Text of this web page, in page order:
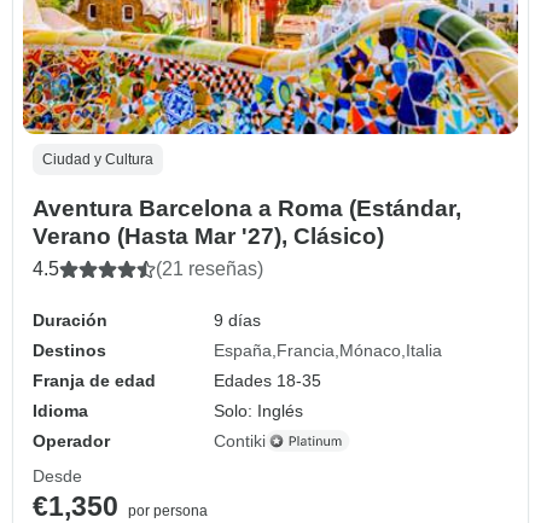
Ciudad y Cultura
Aventura Barcelona a Roma (Estándar,
Verano (Hasta Mar '27), Clásico)
4.5 (21 reseñas)
Duración
9 días
Destinos
España Francia Mónaco Italia
Franja de edad
Edades 18-35
Idioma
Solo: Inglés
Operador
Contiki
Desde
€1,350
por persona